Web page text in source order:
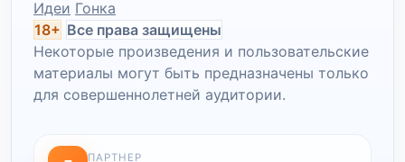
Идеи Гонка
18+ Все права защищены
Некоторые произведения и пользовательские
материалы могут быть предназначены только
для совершеннолетней аудитории.
ПАРТНЕР